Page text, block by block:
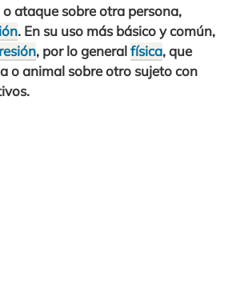
o ataque sobre otra persona,
. En su uso más básico y común,
, por lo generalfísica, que
o animal sobre otro sujeto con